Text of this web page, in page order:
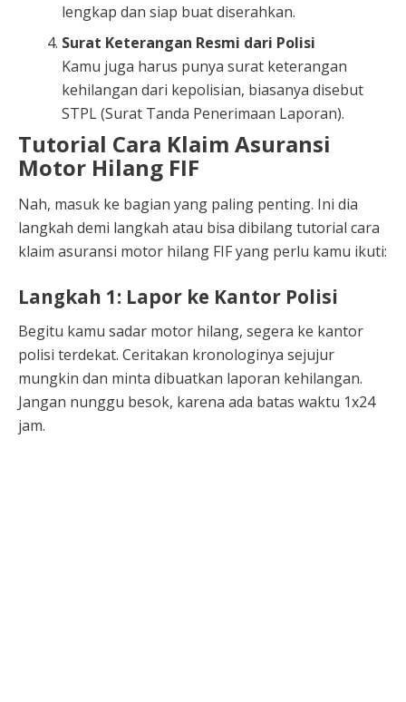
lengkap dan siap buat diserahkan.
Surat Keterangan Resmi dari Polisi
Kamu juga harus punya surat keterangan
kehilangan dari kepolisian, biasanya disebut
STPL (Surat Tanda Penerimaan Laporan).
Tutorial Cara Klaim Asuransi
Motor Hilang FIF
Nah, masuk ke bagian yang paling penting. Ini dia
langkah demi langkah atau bisa dibilang tutorial cara
klaim asuransi motor hilang FIF yang perlu kamu ikuti:
Langkah 1: Lapor ke Kantor Polisi
Begitu kamu sadar motor hilang, segera ke kantor
polisi terdekat. Ceritakan kronologinya sejujur
mungkin dan minta dibuatkan laporan kehilangan.
Jangan nunggu besok, karena ada batas waktu 1x24
jam.